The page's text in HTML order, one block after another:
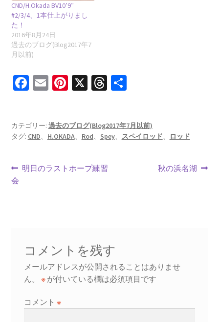
CND/H.Okada BV10’9″
#2/3/4、1本仕上がりまし
た！
2016年8月24日
過去のブログ(Blog2017年7
月以前)
Fa
o
o
k
E
l
Pi
es
t
X T
ds
共
カテゴリー: 過去のブログ(Blog2017年7月以前)
タグ: CND、 H.OKADA、 Rod、 Spey、 スペイロッド、 ロッド
投
稿
ゲ
ー
シ
ョ
前
明日のラストホープ練習
会
次
秋の浜名湖
コメントを残す
メールアドレスが公開されることはありませ
ん。
※が付いている欄は必須項目です
コメント ※